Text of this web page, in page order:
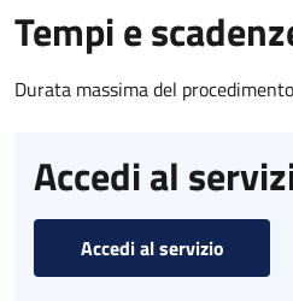
Tempi e
Durata massima del
Accedi al
Accedi al servizio